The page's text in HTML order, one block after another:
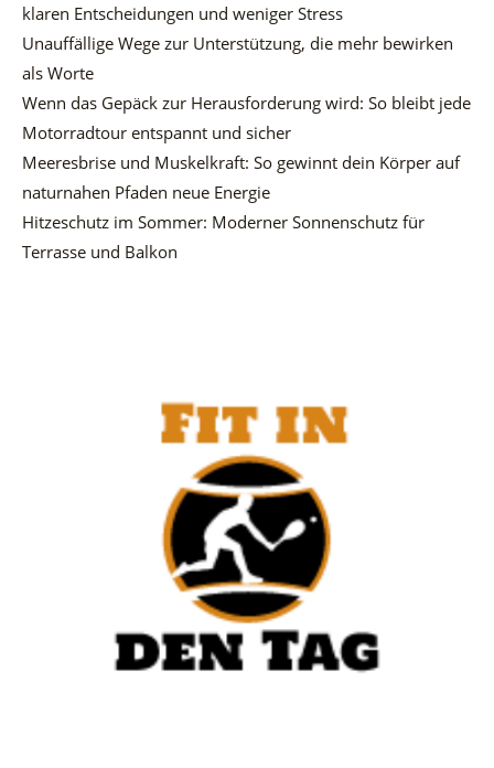
klaren Entscheidungen und weniger Stress
Unauffällige Wege zur Unterstützung, die mehr bewirken
als Worte
Wenn das Gepäck zur Herausforderung wird: So bleibt jede
Motorradtour entspannt und sicher
Meeresbrise und Muskelkraft: So gewinnt dein Körper auf
naturnahen Pfaden neue Energie
Hitzeschutz im Sommer: Moderner Sonnenschutz für
Terrasse und Balkon